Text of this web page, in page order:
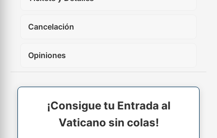
Cancelación
Opiniones
¡Consigue tu Entrada al
Vaticano sin colas!